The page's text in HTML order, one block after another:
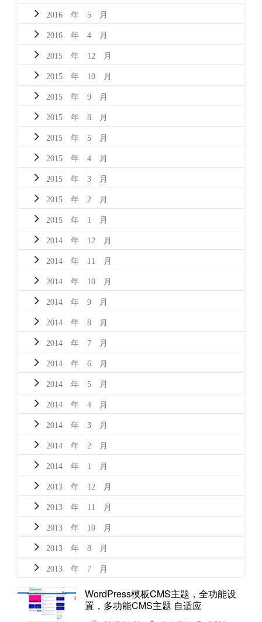
2016 年 5 月
2016 年 4 月
2015 年 12 月
2015 年 10 月
2015 年 9 月
2015 年 8 月
2015 年 5 月
2015 年 4 月
2015 年 3 月
2015 年 2 月
2015 年 1 月
2014 年 12 月
2014 年 11 月
2014 年 10 月
2014 年 9 月
2014 年 8 月
2014 年 7 月
2014 年 6 月
2014 年 5 月
2014 年 4 月
2014 年 3 月
2014 年 2 月
2014 年 1 月
2013 年 12 月
2013 年 11 月
2013 年 10 月
2013 年 8 月
2013 年 7 月
WordPress模板CMS主题，全功能设
置，多功能CMS主题 自适应